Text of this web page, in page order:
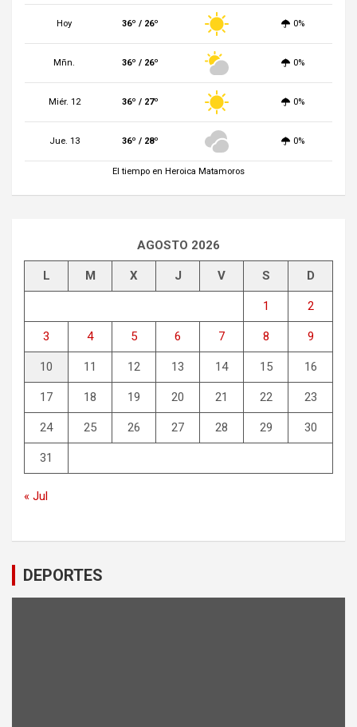
Hoy 36º / 26º 0%
Mñn. 36º / 26º 0%
Miér. 12 36º / 27º 0%
Jue. 13 36º / 28º 0%
El tiempo en Heroica Matamoros
AGOSTO 2026
L M X J V S D
1 2
3 4 5 6 7 8 9
10 11 12 13 14 15 16
17 18 19 20 21 22 23
24 25 26 27 28 29 30
31
« Jul
DEPORTES